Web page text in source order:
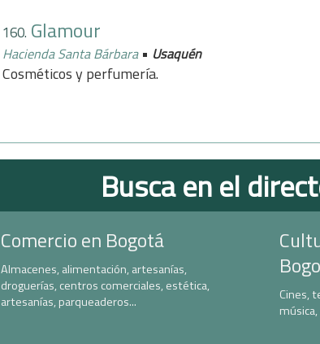
160. Glamour
Hacienda Santa Bárbara • Usaquén
Cosméticos y perfumería.
Busca en el
Comercio en Bogotá
Almacenes, alimentación, artesanías,
droguerías, centros comerciales, estética,
artesanías, parqueaderos...
Cines,